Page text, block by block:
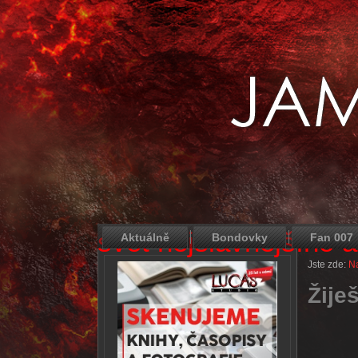
svět nejslavnějšího
Aktuálně Bondovky Fan 007
Jste zde: